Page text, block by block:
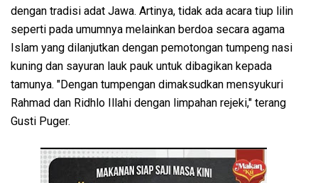
dengan tradisi adat Jawa. Artinya, tidak ada acara tiup lilin
seperti pada umumnya melainkan berdoa secara agama
Islam yang dilanjutkan dengan pemotongan tumpeng nasi
kuning dan sayuran lauk pauk untuk dibagikan kepada
tamunya. "Dengan tumpengan dimaksudkan mensyukuri
Rahmad dan Ridhlo Illahi dengan limpahan rejeki," terang
Gusti Puger.